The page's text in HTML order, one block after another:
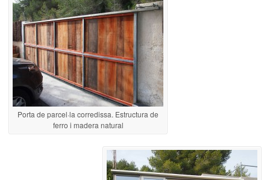
Porta de parcel·la corredissa. Estructura de
ferro i madera natural